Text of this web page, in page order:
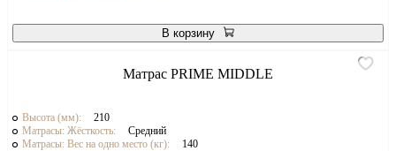
В корзину
Матрас PRIME MIDDLE
Высота (мм):
210
Матрасы: Жёсткость:
Средний
Матрасы: Вес на одно место (кг):
140